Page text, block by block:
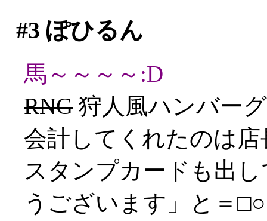
#3 ぽひるん
馬～～～～:D
RNG 狩人風ハンバー
会計してくれたのは
スタンプカードも出
うございます」と＝